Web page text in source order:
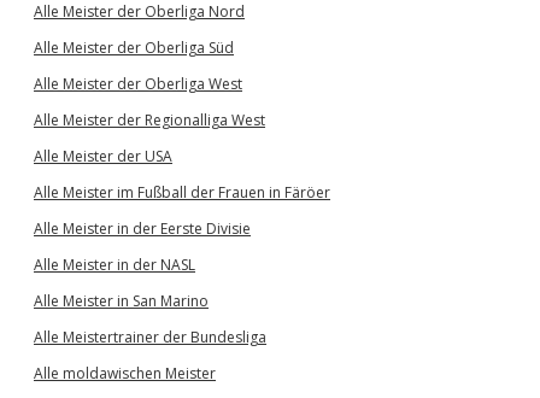
Alle Meister der Oberliga Nord
Alle Meister der Oberliga Süd
Alle Meister der Oberliga West
Alle Meister der Regionalliga West
Alle Meister der USA
Alle Meister im Fußball der Frauen in Färöer
Alle Meister in der Eerste Divisie
Alle Meister in der NASL
Alle Meister in San Marino
Alle Meistertrainer der Bundesliga
Alle moldawischen Meister